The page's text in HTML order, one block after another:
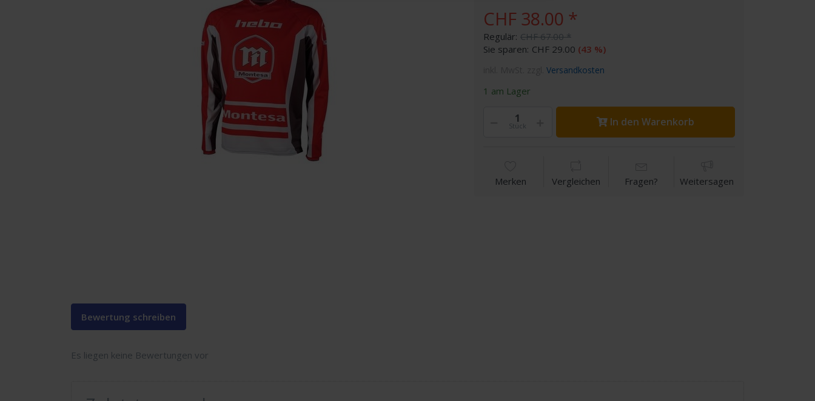
CHF 38.00 *
Regulär: CHF 67.00 *
Sie sparen: CHF 29.00 (43 %)
Versandkosten
1 am Lager
Stück In den Warenkorb
Merken Vergleichen Fragen? Weitersagen
Bewertung schreiben
Es liegen keine Bewertungen vor